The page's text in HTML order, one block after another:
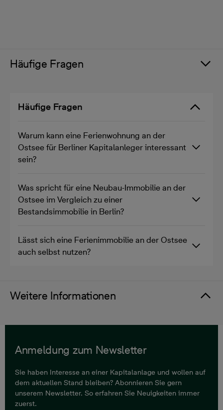
Häufige Fragen
Häufige Fragen
Warum kann eine Ferienwohnung an der
Ostsee für Berliner Kapitalanleger interessant
sein?
Was spricht für eine Neubau-Immobilie an der
Ostsee im Vergleich zu einer
Bestandsimmobilie in Berlin?
Lässt sich eine Ferienimmobilie an der Ostsee
auch selbst nutzen?
Weitere Informationen
Anmeldung zum Newsletter
Sie haben Interesse an einer Kapitalanlage und wollen auf
dem aktuellen Stand bleiben? Abonnieren Sie gern
unserem Newsletter. So erfahren Sie Neuigkeiten immer
zuerst.